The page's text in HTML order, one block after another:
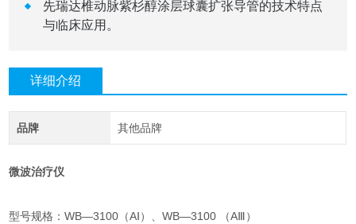
先瑞达椎动脉紫杉醇涂层球囊扩张导管的技术特点
与临床应用。
详细介绍
品牌 其他品牌
微波治疗仪
型号规格：WB—3100（AⅠ）、WB—3100 （AⅢ）